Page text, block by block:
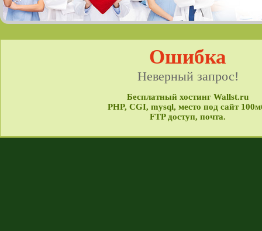
Ошибка
Неверный запрос!
Бесплатный хостинг Wallst.ru
PHP, CGI, mysql, место под сайт
FTP доступ, почта.